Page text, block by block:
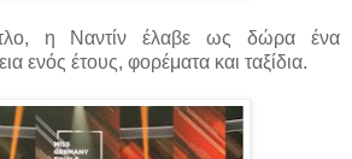
η Ναντίν έλαβε ως δώρα ένα
ενός έτους, φορέματα και ταξίδια.